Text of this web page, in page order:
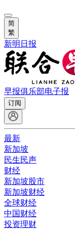
简
繁
新明日报
早报俱乐部电子报
订阅
最新
新加坡
民生民声
财经
新加坡股市
新加坡财经
全球财经
中国财经
投资理财